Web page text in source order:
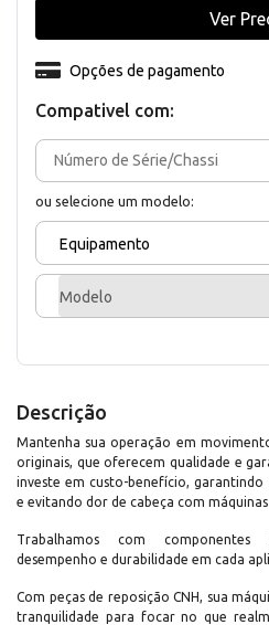
Compativel com:
ou selecione um modelo:
Equipamento
Modelo
Opções de pagamento
Ver
Descrição
Mantenha sua operação em
originais, que oferecem qualidade e
investe em custo-benefício,
e evitando dor de cabeça com máquinas
Trabalhamos com componentes
desempenho e durabilidade em cada
Com peças de reposição CNH, sua
tranquilidade para focar no que